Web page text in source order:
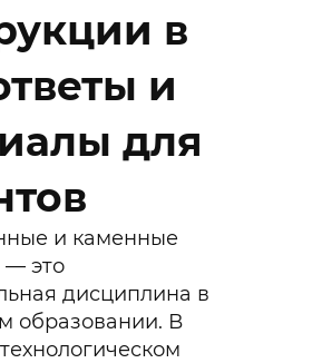
в
и
для
и каменные
— это
дисциплина в
образовании. В